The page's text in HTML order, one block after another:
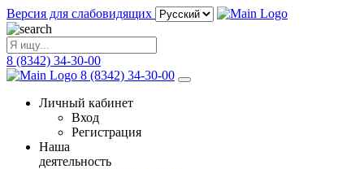
Версия для слабовидящих
8 (8342) 34-30-00
8 (8342) 34-30-00
Личный кабинет
Вход
Регистрация
Наша
деятельность